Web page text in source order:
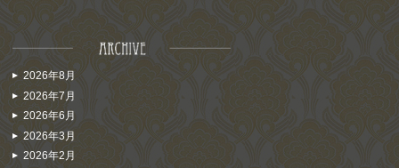
2026年8月
2026年7月
2026年6月
2026年3月
2026年2月